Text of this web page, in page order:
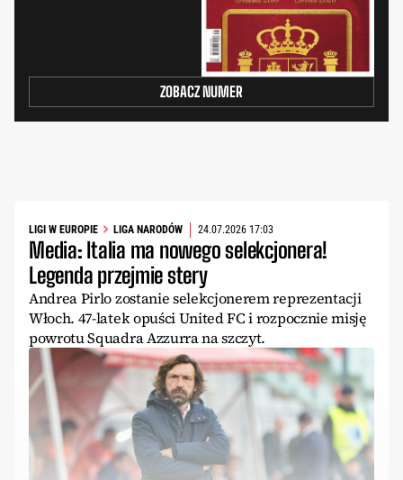
ZOBACZ NUMER
LIGI W EUROPIE LIGA NARODÓW 24.07.2026 17:03
Media: Italia ma nowego selekcjonera!
Legenda przejmie stery
Andrea Pirlo zostanie selekcjonerem reprezentacji
Włoch. 47-latek opuści United FC i rozpocznie misję
powrotu Squadra Azzurra na szczyt.